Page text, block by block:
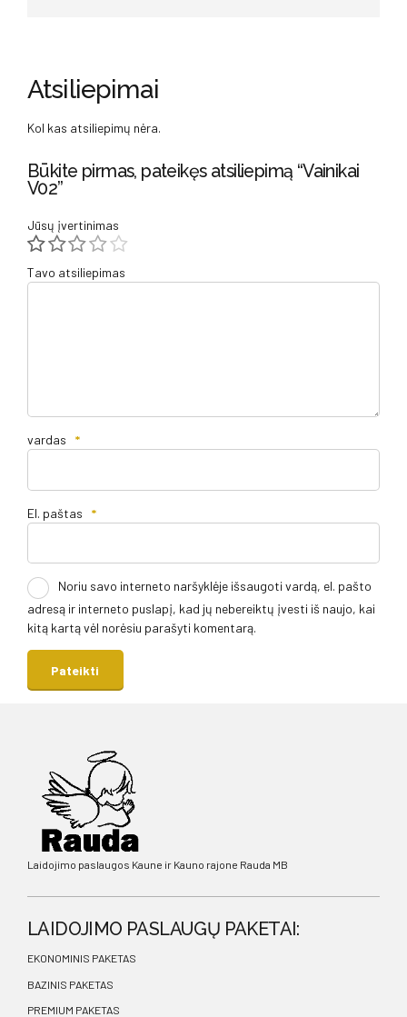
Atsiliepimai
Kol kas atsiliepimų nėra.
Būkite pirmas, pateikęs atsiliepimą “Vainikai
V02”
Jūsų įvertinimas
Tavo atsiliepimas
vardas *
El. paštas *
Noriu savo interneto naršyklėje išsaugoti vardą, el. pašto
adresą ir interneto puslapį, kad jų nebereiktų įvesti iš naujo, kai
kitą kartą vėl norėsiu parašyti komentarą.
Laidojimo paslaugos Kaune ir Kauno rajone Rauda MB
LAIDOJIMO PASLAUGŲ PAKETAI:
EKONOMINIS PAKETAS
BAZINIS PAKETAS
PREMIUM PAKETAS